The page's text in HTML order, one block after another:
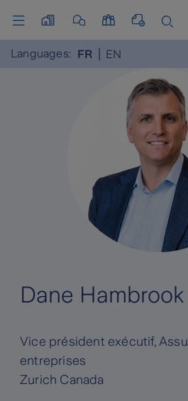
Languages: FR EN
Dane Hambrook
Vice président exécutif,
entreprises
Zurich Canada